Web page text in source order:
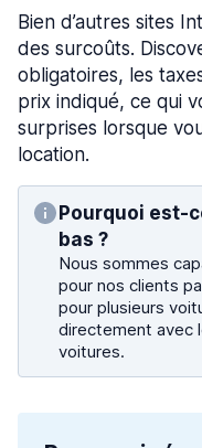
Bien d’autres sites
des surcoûts.
obligatoires, les
prix indiqué, ce qui
surprises lorsque
location.
Pourquoi est-
bas ?
Nous sommes
pour nos clients
pour plusieurs
directement avec
voitures.